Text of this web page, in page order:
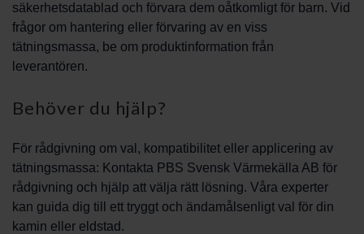
säkerhetsdatablad och förvara dem oåtkomligt för barn. Vid
frågor om hantering eller förvaring av en viss
tätningsmassa, be om produktinformation från
leverantören.
Behöver du hjälp?
För rådgivning om val, kompatibilitet eller applicering av
tätningsmassa: Kontakta PBS Svensk Värmekälla AB för
rådgivning och hjälp att välja rätt lösning. Våra experter
kan guida dig till ett tryggt och ändamålsenligt val för din
kamin eller eldstad.